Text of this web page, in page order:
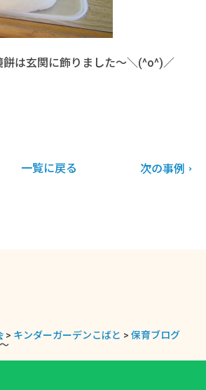
は玄関に飾りました～＼(^o^)／
一覧に戻る 次の事例
> キンダーガーデンこばと > 保育ブログ